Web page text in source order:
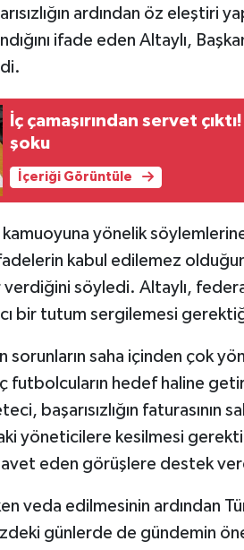
ardından öz eleştiri
ifade eden Altaylı,
İç çamaşırından servet
şoku
İçeriği Görüntüle
kamuoyuna yönelik
kabul edilemez
verdiğini söyledi. Altaylı,
bir tutum sergilemesi
sorunların saha içinden çok
futbolcuların hedef haline
başarısızlığın faturasının
yöneticilere kesilmesi
eden görüşlere destek
veda edilmesinin ardından
günlerde de gündemin